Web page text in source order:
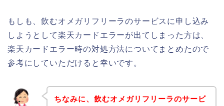
もしも、飲むオメガリフリーラのサービスに申し込み
しようとして楽天カードエラーが出てしまった方は、
楽天カードエラー時の対処方法についてまとめたので
参考にしていただけると幸いです。
ちなみに、飲むオメガリフリーラのサービ